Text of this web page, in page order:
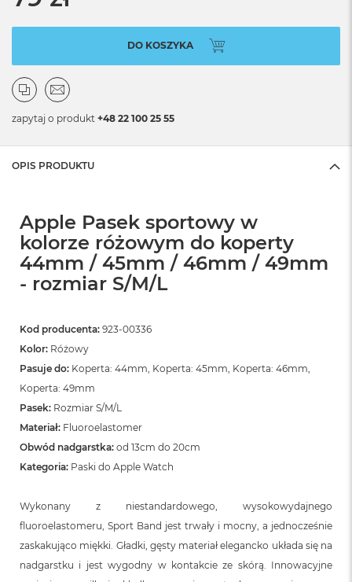
DO KOSZYKA
zapytaj o produkt +48 22 100 25 55
OPIS PRODUKTU
Apple Pasek sportowy w
kolorze różowym do koperty
44mm / 45mm / 46mm / 49mm
- rozmiar S/M/L
Kod producenta: 923-00336
Kolor: Różowy
Pasuje do: Koperta: 44mm, Koperta: 45mm, Koperta: 46mm,
Koperta: 49mm
Pasek: Rozmiar S/M/L
Materiał: Fluoroelastomer
Obwód nadgarstka: od 13cm do 20cm
Kategoria: Paski do Apple Watch
Wykonany z niestandardowego, wysokowydajnego
fluoroelastomeru, Sport Band jest trwały i mocny, a jednocześnie
zaskakująco miękki. Gładki, gęsty materiał elegancko układa się na
nadgarstku i jest wygodny w kontakcie ze skórą. Innowacyjne